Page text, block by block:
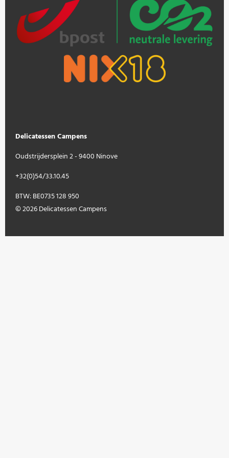
Delicatessen Campens
Oudstrijdersplein 2 - 9400 Ninove
+32(0)54/33.10.45
BTW: BE0735 128 950
© 2026 Delicatessen Campens